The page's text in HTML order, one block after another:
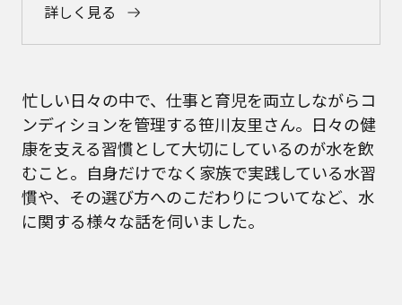
詳しく見る
忙しい日々の中で、仕事と育児を両立しながらコ
ンディションを管理する笹川友里さん。日々の健
康を支える習慣として大切にしているのが水を飲
むこと。自身だけでなく家族で実践している水習
慣や、その選び方へのこだわりについてなど、水
に関する様々な話を伺いました。